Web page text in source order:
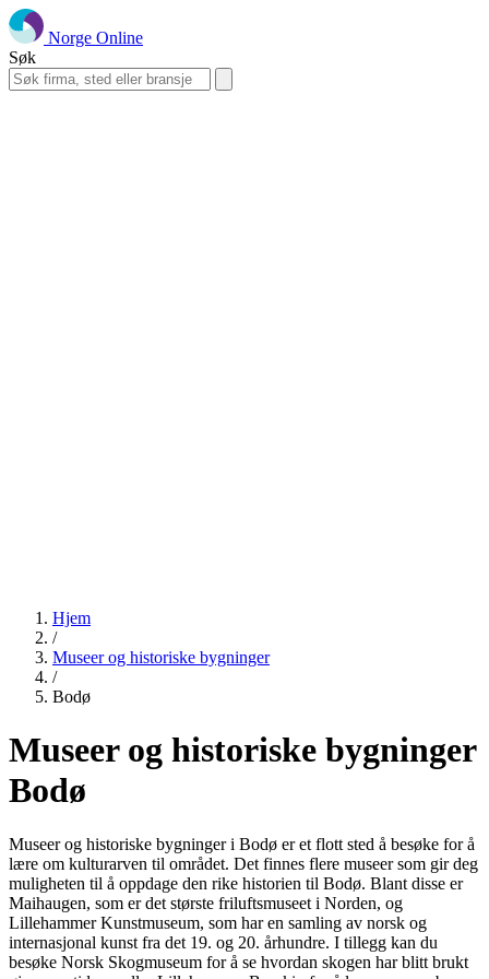
Norge Online
Søk
Hjem
/
Museer og historiske bygninger
/
Bodø
Museer og historiske bygninger
Bodø
Museer og historiske bygninger i Bodø er et flott sted å besøke for å
lære om kulturarven til området. Det finnes flere museer som gir deg
muligheten til å oppdage den rike historien til Bodø. Blant disse er
Maihaugen, som er det største friluftsmuseet i Norden, og
Lillehammer Kunstmuseum, som har en samling av norsk og
internasjonal kunst fra det 19. og 20. århundre. I tillegg kan du
besøke Norsk Skogmuseum for å se hvordan skogen har blitt brukt